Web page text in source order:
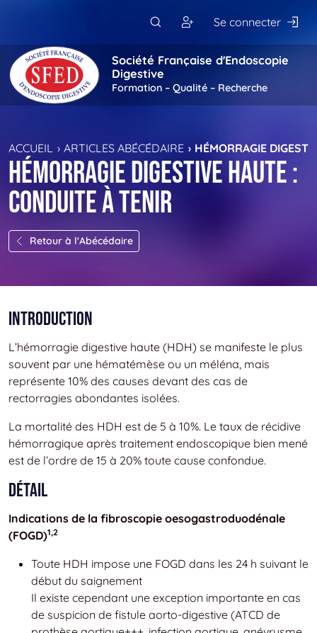
Se connecter
Société Française d'Endoscopie
Digestive
Formation – Qualité – Recherche
ACCUEIL ARTICLES ABÉCÉDAIRE HÉMORRAGIE
Hémorragie digestive haute :
conduite à tenir
Retour à l'Abécédaire
Introduction
L’hémorragie digestive haute (HDH) se manifeste le plus
souvent par une hématémèse ou un méléna, mais
représente 10% des causes devant des cas de
rectorragies abondantes isolées.
La mortalité des HDH est de 5 à 10%. Le taux de récidive
hémorragique après traitement endoscopique bien mené
est de l’ordre de 15 à 20% toute cause confondue.
Détail
Indications de la fibroscopie oesogastroduodénale
(FOGD)1,2
Toute HDH impose une FOGD dans les 24 h suivant le
début du saignement
Il existe cependant une exception importante en cas
de suspicion de fistule aorto-digestive (ATCD de